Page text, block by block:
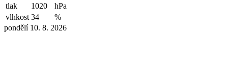
tlak
1020
hPa
vlhkost 34
%
pondělí 10. 8. 2026